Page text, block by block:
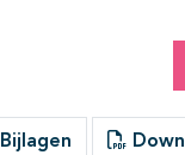
Bijlagen